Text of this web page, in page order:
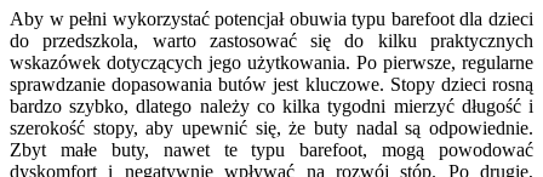
Aby w pełni wykorzystać potencjał obuwia typu barefoot dla dzieci
do przedszkola, warto zastosować się do kilku praktycznych
wskazówek dotyczących jego użytkowania. Po pierwsze, regularne
sprawdzanie dopasowania butów jest kluczowe. Stopy dzieci rosną
bardzo szybko, dlatego należy co kilka tygodni mierzyć długość i
szerokość stopy, aby upewnić się, że buty nadal są odpowiednie.
Zbyt małe buty, nawet te typu barefoot, mogą powodować
dyskomfort i negatywnie wpływać na rozwój stóp. Po drugie,